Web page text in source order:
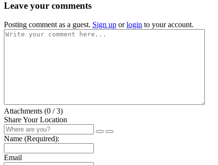
Leave your comments
Posting comment as a guest. Sign up orlogin to your account.
Attachments (0 / 3)
Share Your Location
Name (Required):
Email